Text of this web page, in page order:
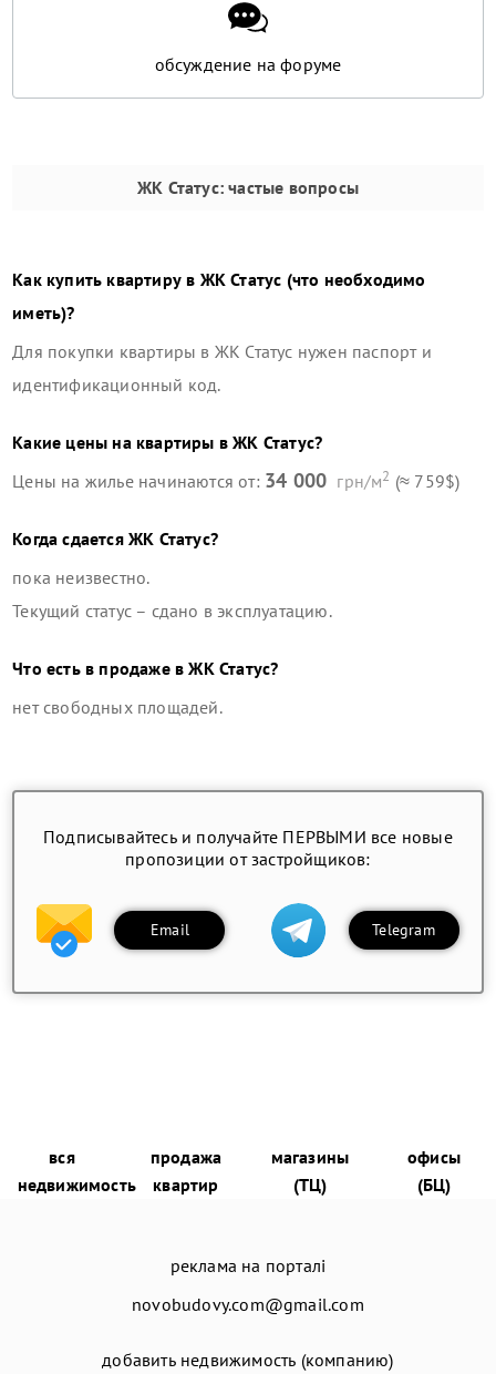
обсуждение на форуме
ЖК Статус: частые вопросы
Как купить квартиру в ЖК Статус (что необходимо
иметь)?
Для покупки квартиры в ЖК Статус нужен паспорт и
идентификационный код.
Какие цены на квартиры вЖК Статус?
Цены на жилье начинаются от: 34 000 грн/м2 (≈ 759$)
Когда сдаетсяЖК Статус?
пока неизвестно.
Текущий статус – сдано в эксплуатацию.
Что есть в продаже вЖК Статус?
нет свободных площадей.
Подписывайтесь и получайте ПЕРВЫМИ все новые
пропозиции от застройщиков:
Email Telegram
вся
недвижимость
продажа
квартир
магазины
(ТЦ)
офисы
(БЦ)
реклама на порталі
novobudovy.com@gmail.com
добавить недвижимость (компанию)